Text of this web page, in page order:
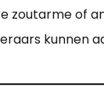
zoutarme of
kunnen